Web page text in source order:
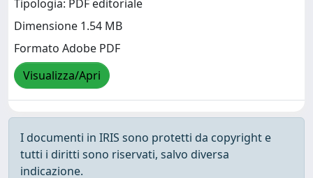
Tipologia: PDF editoriale
Dimensione 1.54 MB
Formato Adobe PDF
Visualizza/Apri
I documenti in IRIS sono protetti da copyright e
tutti i diritti sono riservati, salvo diversa
indicazione.